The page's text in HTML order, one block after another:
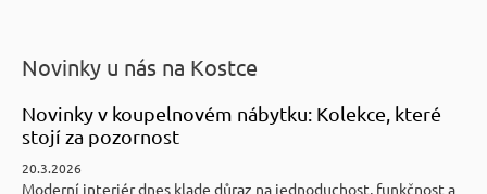
Novinky u nás na Kostce
Novinky v koupelnovém nábytku: Kolekce, které
stojí za pozornost
20.3.2026
Moderní interiér dnes klade důraz na jednoduchost, funkčnost a